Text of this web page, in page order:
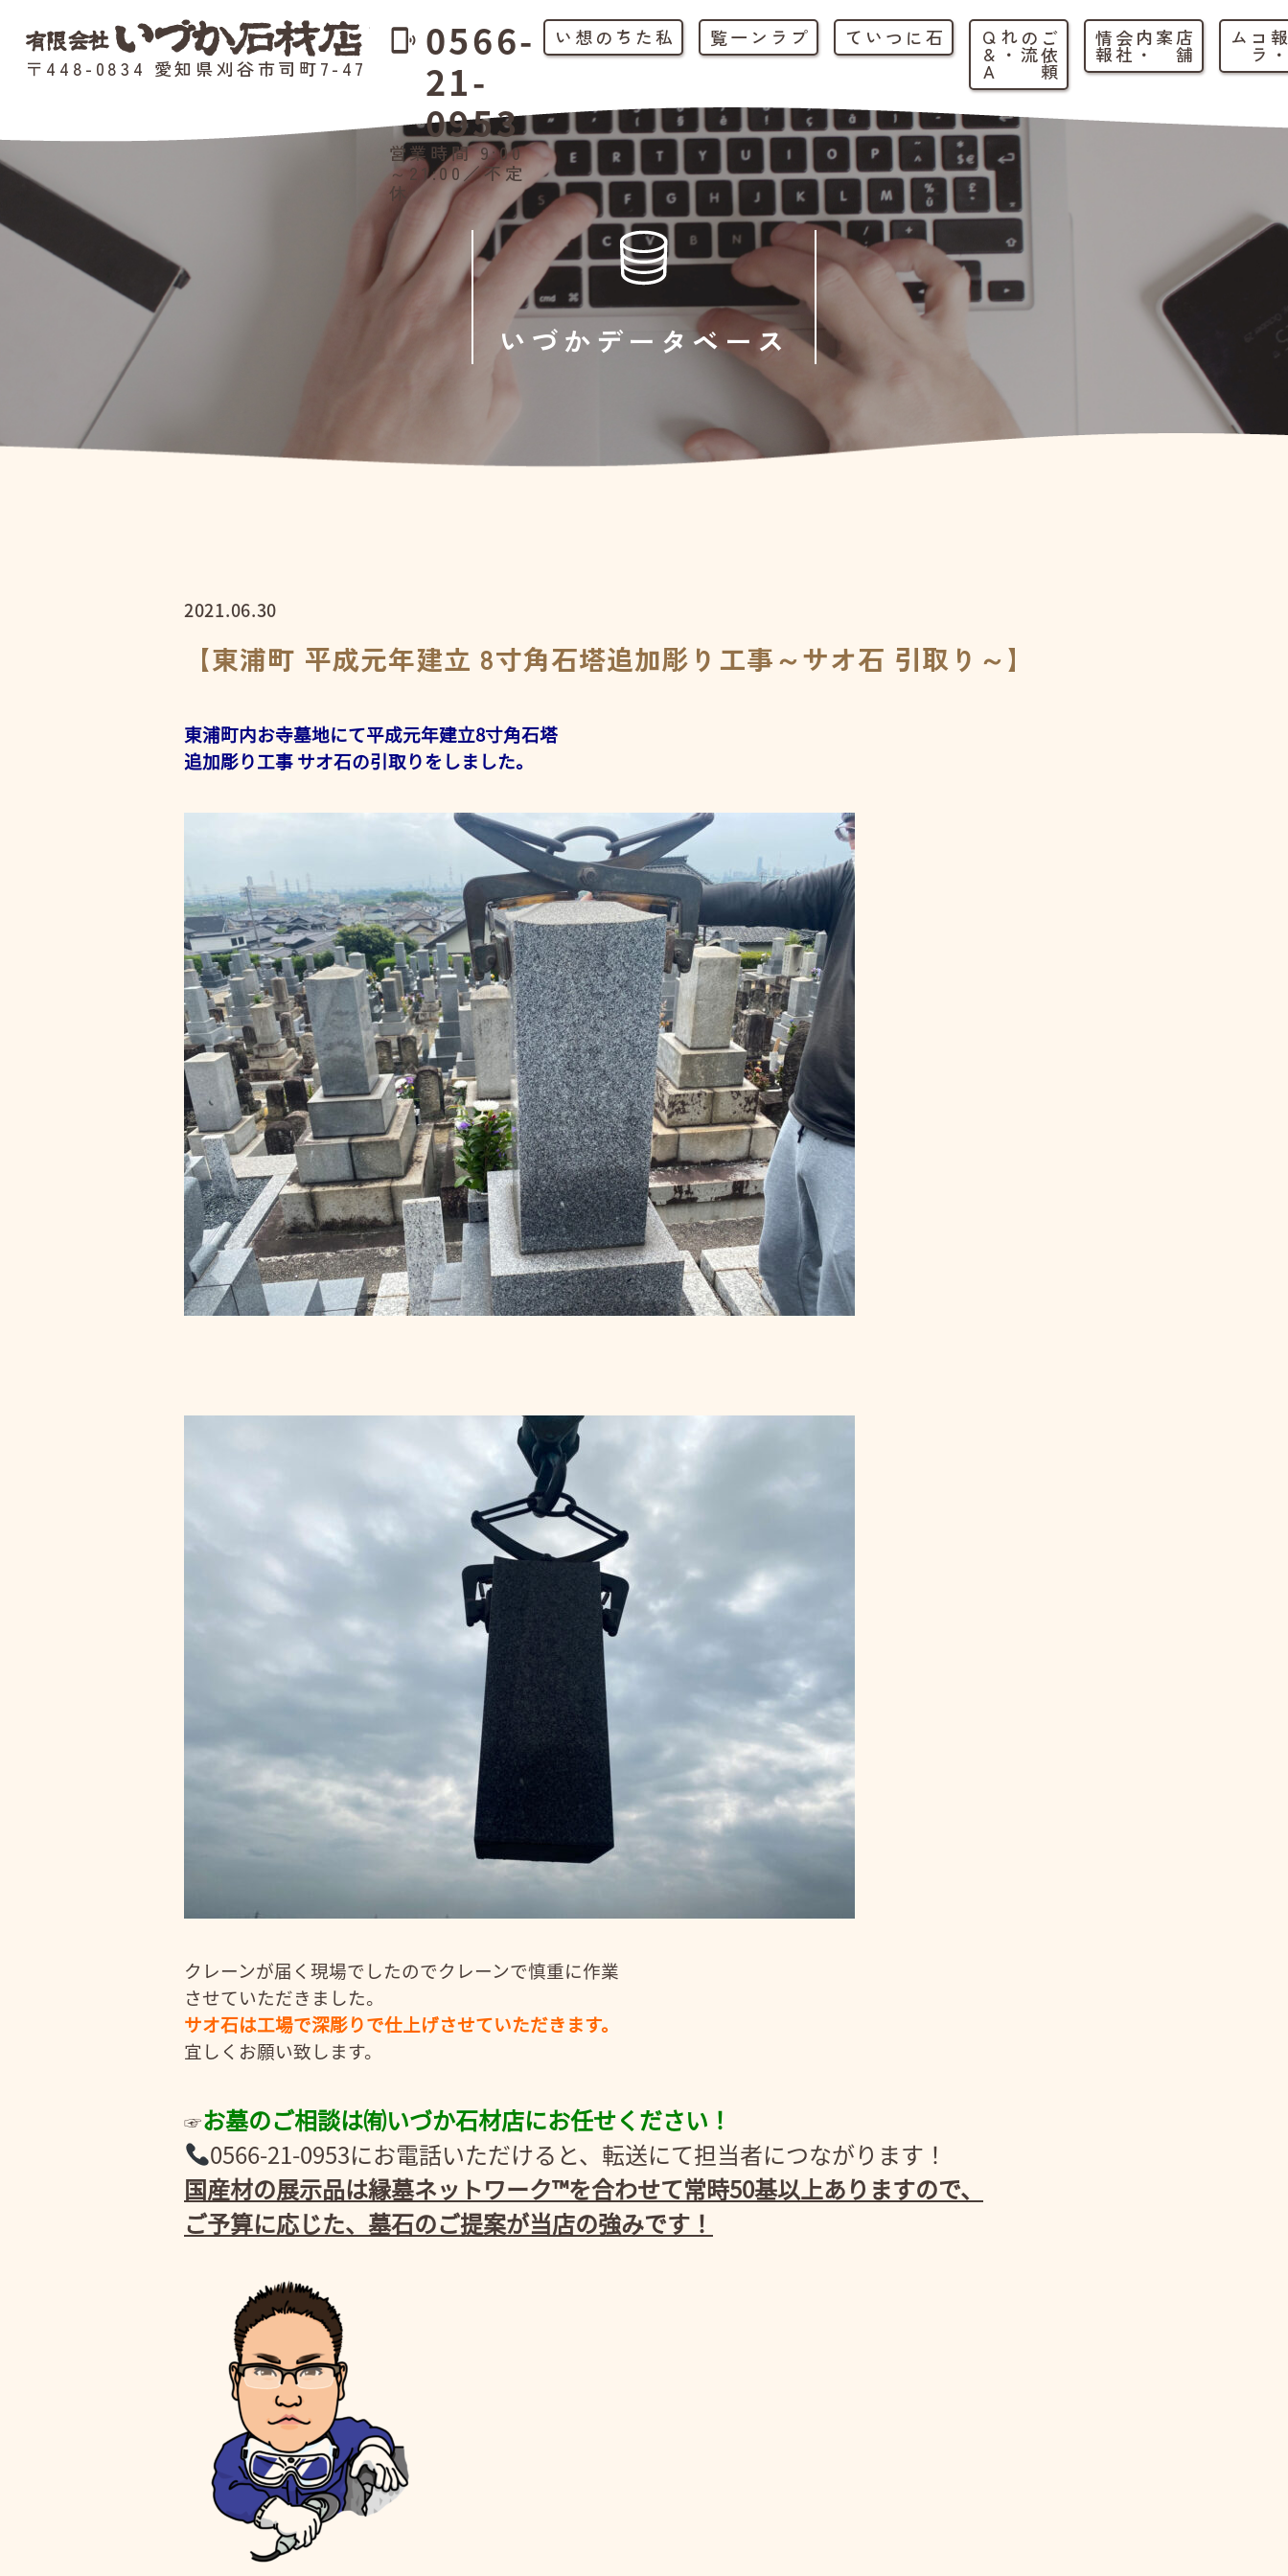
〒448-0834 愛知県刈谷市司町7-47
phonelink_ring 0566-
21-
0953
営業時間 9:00
～21:00／不定
休
私たちの想い プラン一覧 石について ご
依
頼
の
流
れ
・
Q
&
A 店
舗
案内
・
会
社
情
報
いづかデータベース
2021.06.30
【東浦町 平成元年建立 8寸角石塔追加彫り工事～サオ石 引取り～】
東浦町内お寺墓地にて平成元年建立8寸角石塔
追加彫り工事 サオ石の引取りをしました。
クレーンが届く現場でしたのでクレーンで慎重に作業
させていただきました。
サオ石は工場で深彫りで仕上げさせていただきます。
宜しくお願い致します。
☞お墓のご相談は㈲いづか石材店にお任せください！
0566-21-0953にお電話いただけると、転送にて担当者につながります！
国産材の展示品は縁墓ネットワーク™を合わせて常時50基以上ありますので、
ご予算に応じた、墓石のご提案が当店の強みです！